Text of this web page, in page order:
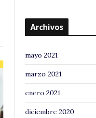
Archivos
mayo 2021
marzo 2021
enero 2021
diciembre 2020